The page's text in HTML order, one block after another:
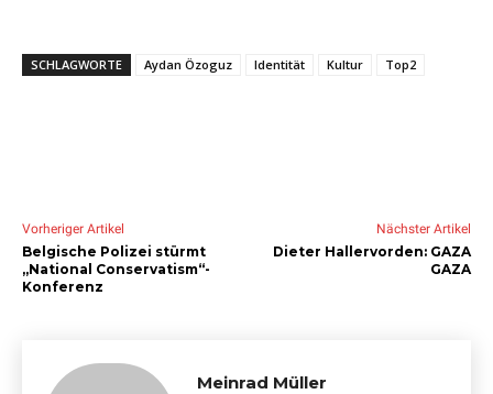
SCHLAGWORTE Aydan Özoguz Identität Kultur Top2
Vorheriger Artikel
Belgische Polizei stürmt
„National Conservatism“-
Konferenz
Nächster Artikel
Dieter Hallervorden: GAZA
GAZA
Meinrad Müller